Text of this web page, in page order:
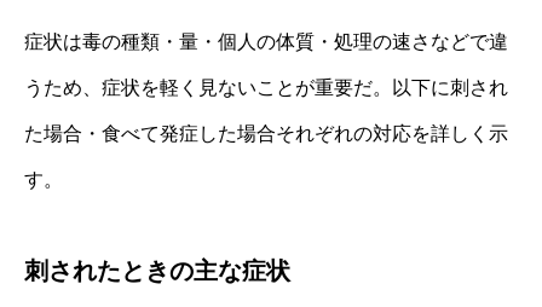
症状は毒の種類・量・個人の体質・処理の速さなどで違
うため、症状を軽く見ないことが重要だ。以下に刺され
た場合・食べて発症した場合それぞれの対応を詳しく示
す。
刺されたときの主な症状